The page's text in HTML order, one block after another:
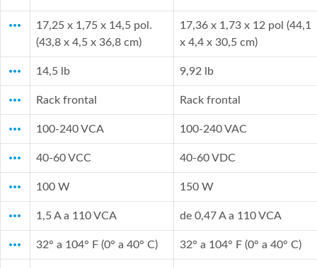
more_horiz
17,25 x 1,75 x 14,5 pol.
(43,8 x 4,5 x 36,8 cm)
17,36 x 1,73 x 12 pol (44,1
x 4,4 x 30,5 cm)
more_horiz 14,5 lb 9,92 lb
more_horiz Rack frontal Rack frontal
more_horiz 100-240 VCA 100-240 VAC
more_horiz 40-60 VCC 40-60 VDC
more_horiz 100 W 150 W
more_horiz 1,5 A a 110 VCA de 0,47 A a 110 VCA
more_horiz 32° a 104° F (0° a 40° C) 32° a 104° F (0° a 40° C)